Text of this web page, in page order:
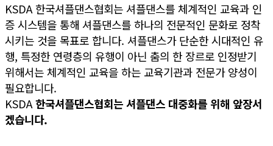
KSDA 한국셔플댄스협회는 셔플댄스를 체계적인 교육과 인
증 시스템을 통해 셔플댄스를 하나의 전문적인 문화로 정착
시키는 것을 목표로 합니다. 셔플댄스가 단순한 시대적인 유
행, 특정한 연령층의 유행이 아닌 춤의 한 장르로 인정받기
위해서는 체계적인 교육을 하는 교육기관과 전문가 양성이
필요합니다.
KSDA한국셔플댄스협회는 셔플댄스 대중화를 위해 앞장서
겠습니다.